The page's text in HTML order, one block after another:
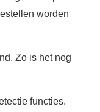
worden
Zo is het nog
functies.